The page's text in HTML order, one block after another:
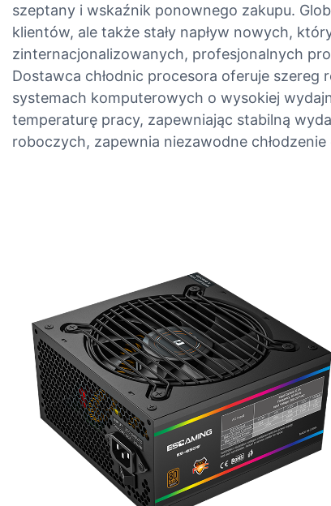
szeptany i wskaźnik ponownego zakupu.
klientów, ale także stały napływ nowych,
zinternacjonalizowanych, profesjonalnych
Dostawca chłodnic procesora oferuje szereg
systemach komputerowych o wysokiej
temperaturę pracy, zapewniając stabilną
roboczych, zapewnia niezawodne